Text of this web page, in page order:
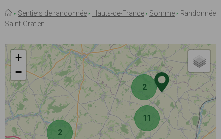
Fil
d'Ariane
Sentiers de randonnée Hauts-de-France Somme
Randonnée
Saint-Gratien
2
2
11
+
−